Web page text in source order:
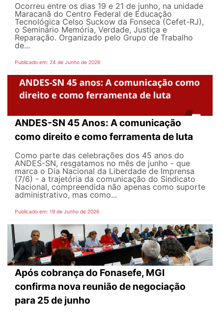
Ocorreu entre os dias 19 e 21 de junho, na unidade
Maracanã do Centro Federal de Educação
Tecnológica Celso Suckow da Fonseca (Cefet-RJ),
o Seminário Memória, Verdade, Justiça e
Reparação. Organizado pelo Grupo de Trabalho
de...
Publicado em: 24 de Junho de 2026
ANDES-SN 45 Anos: A comunicação
como direito e como ferramenta de luta
Como parte das celebrações dos 45 anos do
ANDES-SN, resgatamos no mês de junho - que
marca o Dia Nacional da Liberdade de Imprensa
(7/6) - a trajetória da comunicação do Sindicato
Nacional, compreendida não apenas como suporte
administrativo, mas como...
Publicado em: 19 de Junho de 2026
Após cobrança do Fonasefe, MGI
confirma nova reunião de negociação
para 25 de junho